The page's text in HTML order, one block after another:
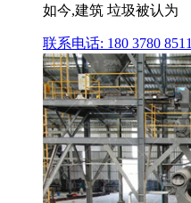
如今,建筑 垃圾被认为
联系电话: 180 3780 8511